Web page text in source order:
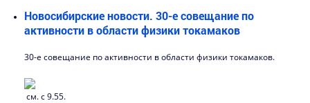
Новосибирские новости. 30-е совещание по
активности в области физики токамаков
30-е совещание по активности в области физики токамаков.
см. с 9.55.